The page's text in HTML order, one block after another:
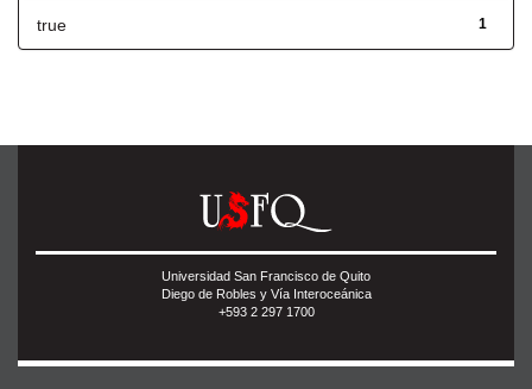
1
true
Universidad San Francisco de Quito
Diego de Robles y Vía Interoceánica
+593 2 297 1700